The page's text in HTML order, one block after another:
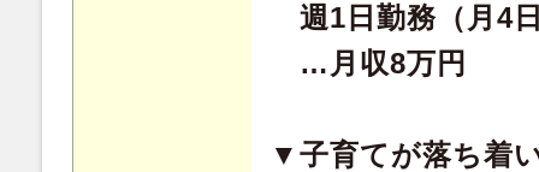
週1日勤務（月4
…月収8万円
▼子育てが落ち着